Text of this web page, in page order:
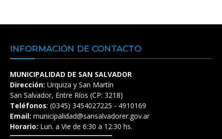
INFORMACIÓN DE CONTACTO
MUNICIPALIDAD DE SAN SALVADOR
Dirección: Urquiza y San Martín
San Salvador, Entre Ríos (CP: 3218)
Teléfonos: (0345) 3454027225 - 4910169
Email: municipalidad@sansalvadorer.gov.ar
Horario: Lun. a Vie de 6:30 a 12:30 hs.